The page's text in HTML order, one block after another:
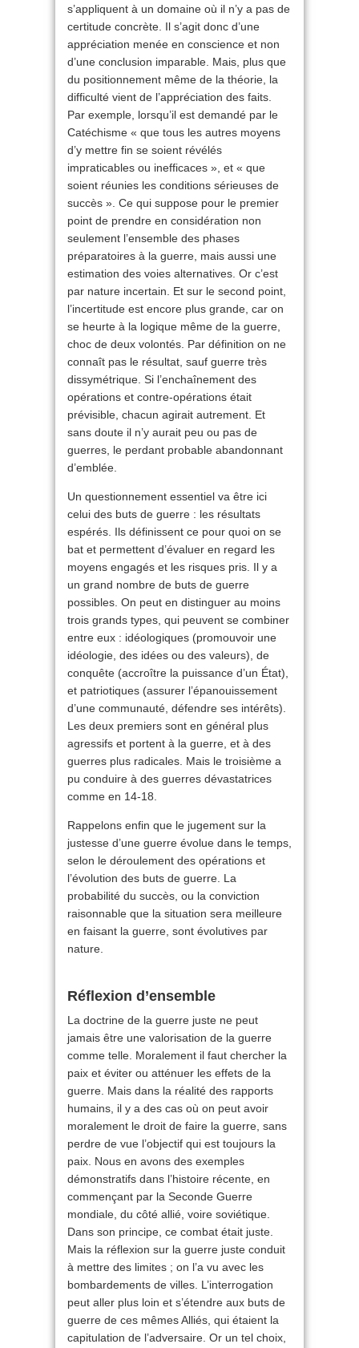
s’appliquent à un domaine où il n’y a pas de
certitude concrète. Il s’agit donc d’une
appréciation menée en conscience et non
d’une conclusion imparable. Mais, plus que
du positionnement même de la théorie, la
difficulté vient de l’appréciation des faits.
Par exemple, lorsqu’il est demandé par le
Catéchisme « que tous les autres moyens
d’y mettre fin se soient révélés
impraticables ou inefficaces », et « que
soient réunies les conditions sérieuses de
succès ». Ce qui suppose pour le premier
point de prendre en considération non
seulement l’ensemble des phases
préparatoires à la guerre, mais aussi une
estimation des voies alternatives. Or c’est
par nature incertain. Et sur le second point,
l’incertitude est encore plus grande, car on
se heurte à la logique même de la guerre,
choc de deux volontés. Par définition on ne
connaît pas le résultat, sauf guerre très
dissymétrique. Si l’enchaînement des
opérations et contre-opérations était
prévisible, chacun agirait autrement. Et
sans doute il n’y aurait peu ou pas de
guerres, le perdant probable abandonnant
d’emblée.
Un questionnement essentiel va être ici
celui des buts de guerre : les résultats
espérés. Ils définissent ce pour quoi on se
bat et permettent d’évaluer en regard les
moyens engagés et les risques pris. Il y a
un grand nombre de buts de guerre
possibles. On peut en distinguer au moins
trois grands types, qui peuvent se combiner
entre eux : idéologiques (promouvoir une
idéologie, des idées ou des valeurs), de
conquête (accroître la puissance d’un État),
et patriotiques (assurer l’épanouissement
d’une communauté, défendre ses intérêts).
Les deux premiers sont en général plus
agressifs et portent à la guerre, et à des
guerres plus radicales. Mais le troisième a
pu conduire à des guerres dévastatrices
comme en 14-18.
Rappelons enfin que le jugement sur la
justesse d’une guerre évolue dans le temps,
selon le déroulement des opérations et
l’évolution des buts de guerre. La
probabilité du succès, ou la conviction
raisonnable que la situation sera meilleure
en faisant la guerre, sont évolutives par
nature.
Réflexion d’ensemble
La doctrine de la guerre juste ne peut
jamais être une valorisation de la guerre
comme telle. Moralement il faut chercher la
paix et éviter ou atténuer les effets de la
guerre. Mais dans la réalité des rapports
humains, il y a des cas où on peut avoir
moralement le droit de faire la guerre, sans
perdre de vue l’objectif qui est toujours la
paix. Nous en avons des exemples
démonstratifs dans l’histoire récente, en
commençant par la Seconde Guerre
mondiale, du côté allié, voire soviétique.
Dans son principe, ce combat était juste.
Mais la réflexion sur la guerre juste conduit
à mettre des limites ; on l’a vu avec les
bombardements de villes. L’interrogation
peut aller plus loin et s’étendre aux buts de
guerre de ces mêmes Alliés, qui étaient la
capitulation de l’adversaire. Or un tel choix,